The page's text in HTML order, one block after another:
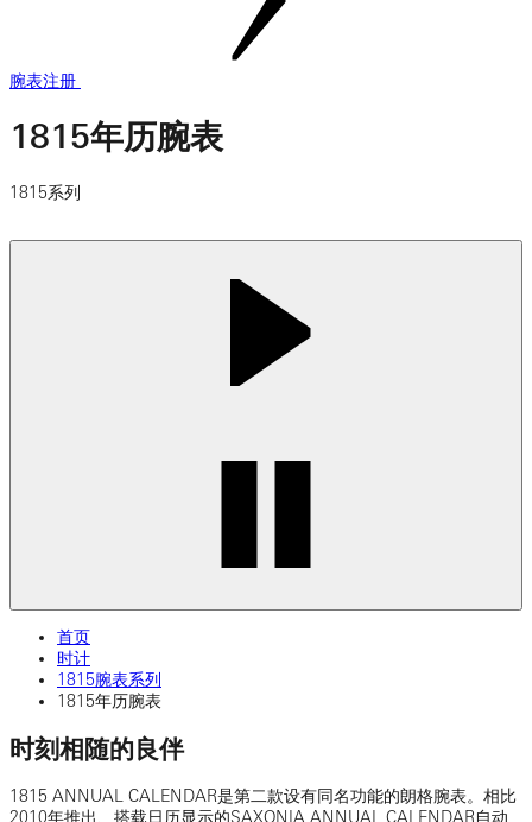
腕表注册
1815年历腕表
1815系列
首页
时计
1815腕表系列
1815年历腕表
时刻相随的良伴
1815 ANNUAL CALENDAR是第二款设有同名功能的朗格腕表。相比
2010年推出、搭载日历显示的SAXONIA ANNUAL CALENDAR自动